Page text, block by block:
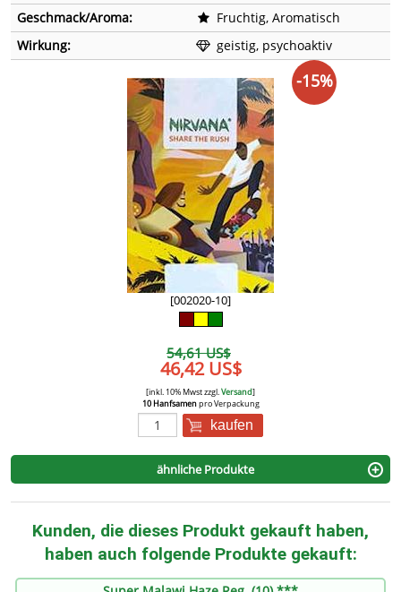
Geschmack/Aroma:
Fruchtig, Aromatisch
Wirkung:
geistig, psychoaktiv
[002020-10]
54,61 US$
46,42 US$
[inkl. 10% Mwst zzgl.Versand]
10 Hanfsamenpro Verpackung
kaufen
-15%
ähnliche Produkte
Kunden, die dieses Produkt gekauft haben,
haben auch folgende Produkte gekauft: